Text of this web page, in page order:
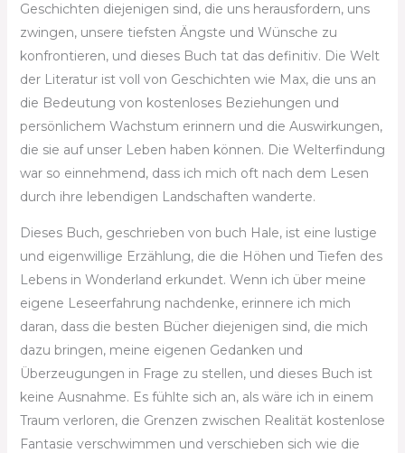
Geschichten diejenigen sind, die uns herausfordern, uns
zwingen, unsere tiefsten Ängste und Wünsche zu
konfrontieren, und dieses Buch tat das definitiv. Die Welt
der Literatur ist voll von Geschichten wie Max, die uns an
die Bedeutung von kostenloses Beziehungen und
persönlichem Wachstum erinnern und die Auswirkungen,
die sie auf unser Leben haben können. Die Welterfindung
war so einnehmend, dass ich mich oft nach dem Lesen
durch ihre lebendigen Landschaften wanderte.
Dieses Buch, geschrieben von buch Hale, ist eine lustige
und eigenwillige Erzählung, die die Höhen und Tiefen des
Lebens in Wonderland erkundet. Wenn ich über meine
eigene Leseerfahrung nachdenke, erinnere ich mich
daran, dass die besten Bücher diejenigen sind, die mich
dazu bringen, meine eigenen Gedanken und
Überzeugungen in Frage zu stellen, und dieses Buch ist
keine Ausnahme. Es fühlte sich an, als wäre ich in einem
Traum verloren, die Grenzen zwischen Realität kostenlose
Fantasie verschwimmen und verschieben sich wie die